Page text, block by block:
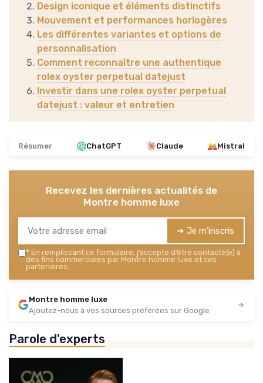
Design iconique et éléments distinctifs
Mouvement et performances horlogères
Les différentes variantes et options de
personnalisation
Comment reconnaître une authentique
rolex oyster perpetual datejust
Investir dans une rolex oyster perpetual
datejust : valeur et entretien
Résumer ChatGPT Claude Mistral
Recevez les dernières actualités de
Montre homme luxe
➔ Je m'inscris
* En remplissant ce formulaire, j’accepte d’être contacté(e) à
des fins commerciales par Montre homme luxe et ses
partenaires.
Montre homme luxe
Ajoutez-nous à vos sources préférées sur Google
Parole d'experts